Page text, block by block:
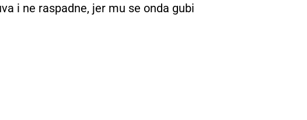
i ne raspadne, jer mu se onda gubi